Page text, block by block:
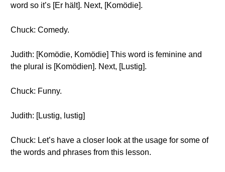
word so it’s [Er hält]. Next, [Komödie].
Chuck: Comedy.
Judith: [Komödie, Komödie] This word is feminine and
the plural is [Komödien]. Next, [Lustig].
Chuck: Funny.
Judith: [Lustig, lustig]
Chuck: Let’s have a closer look at the usage for some of
the words and phrases from this lesson.